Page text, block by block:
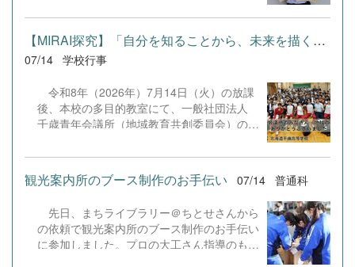
生徒たちの確かな成長へとつなげてまいりま
す。
見事インターハイに出場します。応援よろし
くお願いします。 &nbsp;
【MIRAI探究】「自分を知ることから、未来を描く一歩へ」を実施し...
07/14 学校行事
令和8年（2026年）7月14日（火）の放課
後、本校の多目的教室にて、一般社団法人
千歳青年会議所（地域教育共創委員会）の皆
分を知ることから、未来を描く一歩へ〜まだ
知らない自分へ〜」が開催されました。 全
学年からの希望者60名が参加し、地域の大
能性について深く考える貴重な時間となりま
した。 ■ 第1部：キャリア教育のプロから学
ぶ記念講演講師に株式会社すみかの代表取締
観光案内所のブース制作のお手伝い 07/14 普通科
先日、まちライブラリー＠ちとせさんから
の依頼で観光案内所のブース制作のお手伝い
に参加しました。プロの大工さん指導のもと